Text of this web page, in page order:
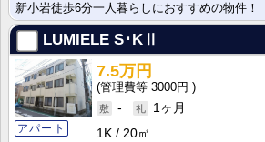
新小岩徒歩6分一人暮らしにおすすめの物件！
LUMIELE S･KⅡ
アパート
7.5万円
3000円
-
1ヶ月
1K
20㎡